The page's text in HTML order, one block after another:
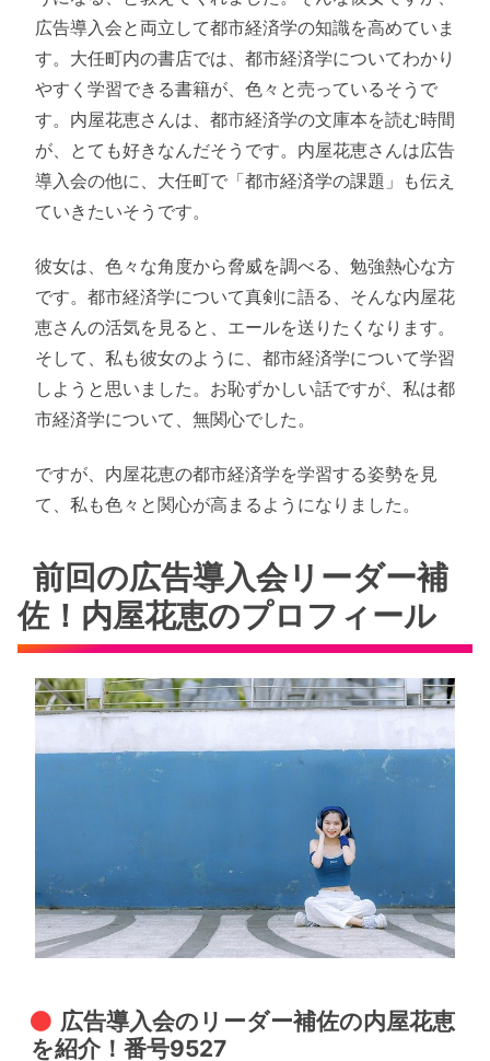
広告導入会と両立して都市経済学の知識を高めていま
す。大任町内の書店では、都市経済学についてわかり
やすく学習できる書籍が、色々と売っているそうで
す。内屋花恵さんは、都市経済学の文庫本を読む時間
が、とても好きなんだそうです。内屋花恵さんは広告
導入会の他に、大任町で「都市経済学の課題」も伝え
ていきたいそうです。
彼女は、色々な角度から脅威を調べる、勉強熱心な方
です。都市経済学について真剣に語る、そんな内屋花
恵さんの活気を見ると、エールを送りたくなります。
そして、私も彼女のように、都市経済学について学習
しようと思いました。お恥ずかしい話ですが、私は都
市経済学について、無関心でした。
ですが、内屋花恵の都市経済学を学習する姿勢を見
て、私も色々と関心が高まるようになりました。
前回の広告導入会リーダー補
佐！内屋花恵のプロフィール
広告導入会のリーダー補佐の内屋花恵
を紹介！番号9527